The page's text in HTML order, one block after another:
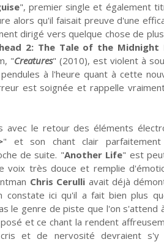
", premier single et également
alors qu'il faisait preuve d'une
dirigé vers quelque chose de
2: The Tale of the Midnight
"Creatures" (2010), est violent à
à l'heure quant à cette
est soignée et rappelle
avec le retour des éléments
" et son chant clair parfaitement
de suite. "Another Life" est
voix très douce et remplie
Chris Cerulli avait déjà
ici qu'il a fait bien plus
le genre de piste que l'on s'attend
et ce chant la rendent
et de nervosité devraient s'y